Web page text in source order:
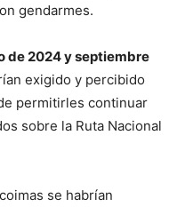
gendarmes.
de 2024 y septiembre
exigido y percibido
permitirles continuar
sobre la Ruta Nacional
se habrían